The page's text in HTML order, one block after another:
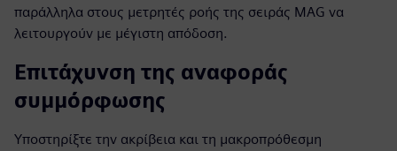
παράλληλα στους μετρητές ροής της σειράς MAG να
λειτουργούν με μέγιστη απόδοση.
Επιτάχυνση της αναφοράς
συμμόρφωσης
Υποστηρίξτε την ακρίβεια και τη μακροπρόθεσμη